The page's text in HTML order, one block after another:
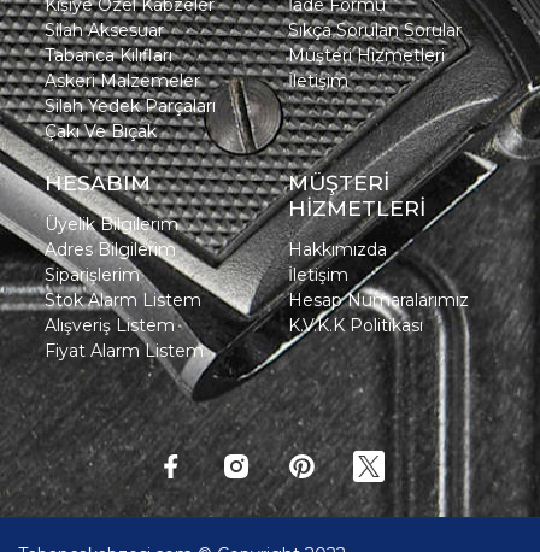
Kişiye Özel Kabzeler
Silah Aksesuar
Tabanca Kılıfları
Askeri Malzemeler
Silah Yedek Parçaları
Çakı Ve Bıçak
İade Formu
Sıkça Sorulan Sorular
Müşteri Hizmetleri
İletişim
HESABIM
Üyelik Bilgilerim
Adres Bilgilerim
Siparişlerim
Stok Alarm Listem
Alışveriş Listem
Fiyat Alarm Listem
MÜŞTERİ
HİZMETLERİ
Hakkımızda
İletişim
Hesap Numaralarımız
K.V.K.K Politikası